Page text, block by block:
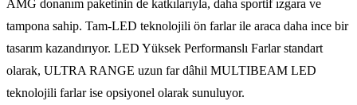
AMG donanım paketinin de katkılarıyla, daha sportif ızgara ve
tampona sahip. Tam-LED teknolojili ön farlar ile araca daha ince bir
tasarım kazandırıyor. LED Yüksek Performanslı Farlar standart
olarak, ULTRA RANGE uzun far dâhil MULTIBEAM LED
teknolojili farlar ise opsiyonel olarak sunuluyor.